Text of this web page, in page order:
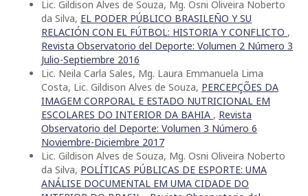
Lic. Gildison Alves de Souza, Mg. Osni Oliveira Noberto
da Silva, EL PODER PÚBLICO BRASILEÑO Y SU
RELACIÓN CON EL FÚTBOL: HISTORIA Y CONFLICTO ,
Revista Observatorio del Deporte: Volumen 2 Número 3
Julio-Septiembre 2016
Lic. Neila Carla Sales, Mg. Laura Emmanuela Lima
Costa, Lic. Gildison Alves de Souza, PERCEPÇÕES DA
IMAGEM CORPORAL E ESTADO NUTRICIONAL EM
ESCOLARES DO INTERIOR DA BAHIA , Revista
Observatorio del Deporte: Volumen 3 Número 6
Noviembre-Diciembre 2017
Lic. Gildison Alves de Souza, Mg. Osni Oliveira Noberto
da Silva, POLÍTICAS PÚBLICAS DE ESPORTE: UMA
ANÁLISE DOCUMENTAL EM UMA CIDADE DO